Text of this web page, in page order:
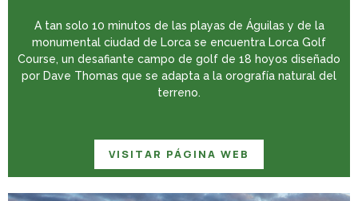
A tan solo 10 minutos de las playas de Águilas y de la
monumental ciudad de Lorca se encuentra Lorca Golf
Course, un desafiante campo de golf de 18 hoyos diseñado
por Dave Thomas que se adapta a la orografía natural del
terreno.
VISITAR PÁGINA WEB